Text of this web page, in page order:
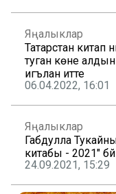
Яңалыклар
Татарстан китап
туган көне
игълан итте
06.04.2022, 16:01
Яңалыклар
Габдулла
китабы - 2021"
24.09.2021, 15:29